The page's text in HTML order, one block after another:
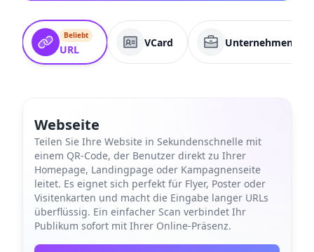
Beliebt
URL
VCard
Webseite
Teilen Sie Ihre Website in Sekundenschnelle mit
einem QR-Code, der Benutzer direkt zu Ihrer
Homepage, Landingpage oder Kampagnenseite
leitet. Es eignet sich perfekt für Flyer, Poster oder
Visitenkarten und macht die Eingabe langer URLs
überflüssig. Ein einfacher Scan verbindet Ihr
Publikum sofort mit Ihrer Online-Präsenz.